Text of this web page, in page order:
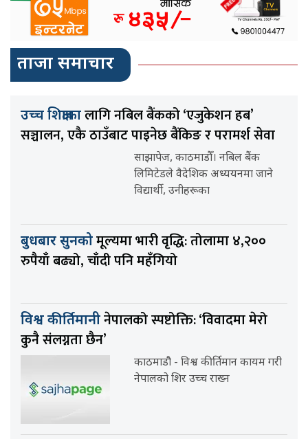
ताजा समाचार
उच्च शिक्षाकालागि नबिल बैंकको ‘एजुकेशन हब’
सञ्चालन, एकै ठाउँबाट पाइनेछ बैंकिङ र परामर्श सेवा
साझापेज, काठमाडौँ। नबिल बैंक
लिमिटेडले वैदेशिक अध्ययनमा जाने
विद्यार्थी, उनीहरूका
बुधबार सुनकोमूल्यमा भारी वृद्धि: तोलामा ४,२००
रुपैयाँ बढ्यो, चाँदी पनि महँगियो
विश्व कीर्तिमानीनेपालको स्पष्टोक्ति: ‘विवादमा मेरो
कुनै संलग्नता छैन’
काठमाडौ - विश्व कीर्तिमान कायम गरी
नेपालको शिर उच्च राख्न